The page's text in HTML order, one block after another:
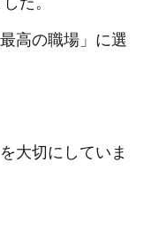
高の職場」に選
大切にしていま